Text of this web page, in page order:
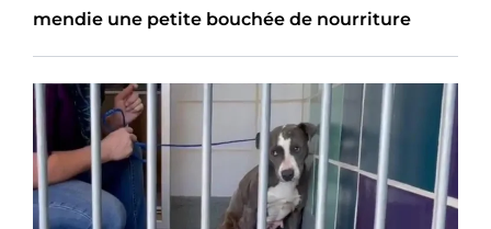
mendie une petite bouchée de nourriture